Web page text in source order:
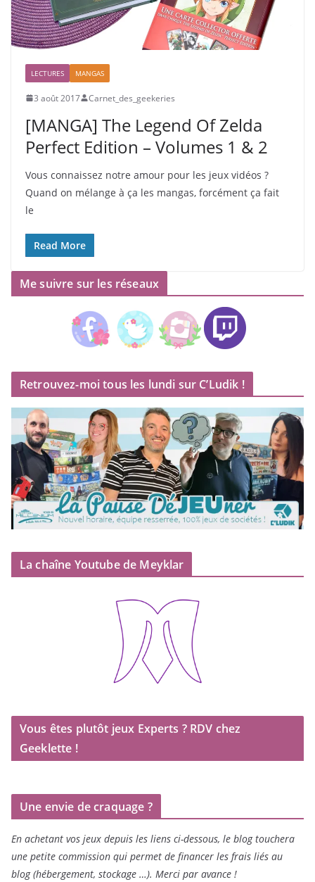
LECTURES MANGAS
3 août 2017 Carnet_des_geekeries
[MANGA] The Legend Of Zelda
Perfect Edition – Volumes 1 & 2
Vous connaissez notre amour pour les jeux vidéos ?
Quand on mélange à ça les mangas, forcément ça fait
le
Read More
Me suivre sur les réseaux
Retrouvez-moi tous les lundi sur C’Ludik !
La chaîne Youtube de Meyklar
Vous êtes plutôt jeux Experts ? RDV chez
Geeklette !
Une envie de craquage ?
En achetant vos jeux depuis les liens ci-dessous, le blog touchera
une petite commission qui permet de financer les frais liés au
blog (hébergement, stockage …). Merci par avance !